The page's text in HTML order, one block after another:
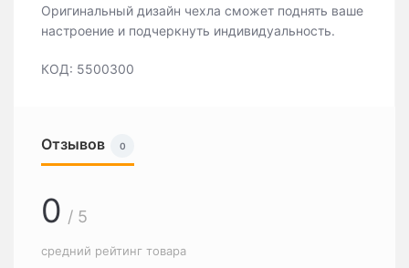
Оригинальный дизайн чехла сможет поднять ваше
настроение и подчеркнуть индивидуальность.
КОД: 5500300
Отзывов 0
0 / 5
средний рейтинг товара